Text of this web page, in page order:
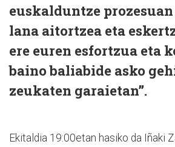
euskalduntze
lana aitortzea eta
ere euren esfortzua eta
baino baliabide asko
zeukaten garaietan”.
Ekitaldia 19:00etan hasiko da Iñaki